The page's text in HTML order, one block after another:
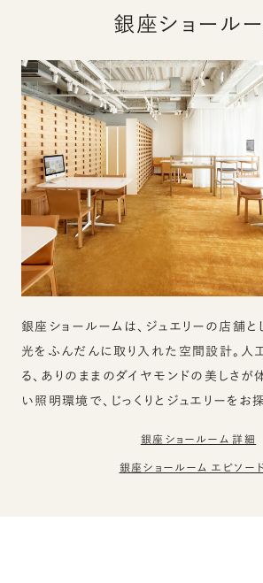
銀座ショール
銀座ショールームは、ジュエリーの店舗と
光をふんだんに取り入れた空間設計。人
る、ありのままのダイヤモンドの美しさ
い照明環境で、じっくりとジュエリーをお
銀座ショールーム 詳細
銀座ショールーム エピソー